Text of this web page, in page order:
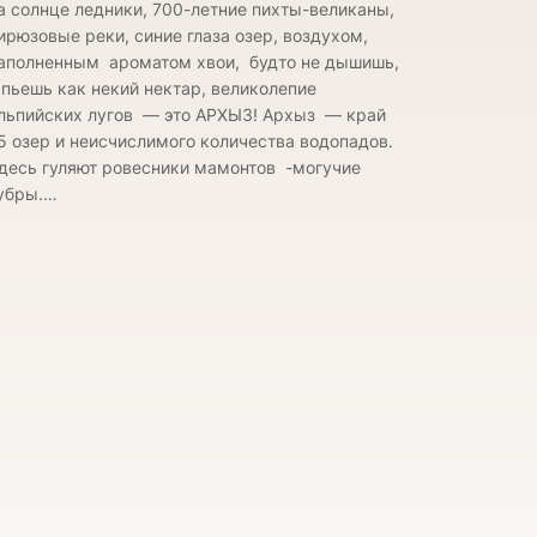
солнце ледники, 700-летние пихты-великаны,
реки, синие глаза озер, воздухом,
ароматом хвои, будто не дышишь,
как некий нектар, великолепие
лугов — это АРХЫЗ! Архыз — край
озер и неисчислимого количества водопадов.
гуляют ровесники мамонтов -могучие